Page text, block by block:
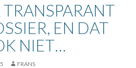
TRANSPARANT
EN DAT
NIET…
FRANS